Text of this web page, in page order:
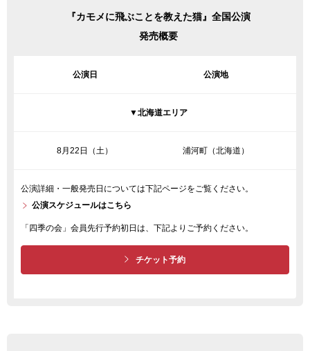
『カモメに飛ぶことを教えた猫』全国公演
発売概要
公演日 公演地
▼北海道エリア
8月22日（土） 浦河町（北海道）
公演詳細・一般発売日については下記ページをご覧ください。
公演スケジュールはこちら
「四季の会」会員先行予約初日は、下記よりご予約ください。
チケット予約